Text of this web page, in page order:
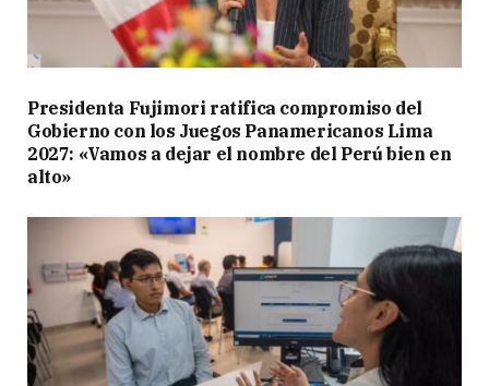
Presidenta Fujimori ratifica compromiso del
Gobierno con los Juegos Panamericanos Lima
2027: «Vamos a dejar el nombre del Perú bien en
alto»